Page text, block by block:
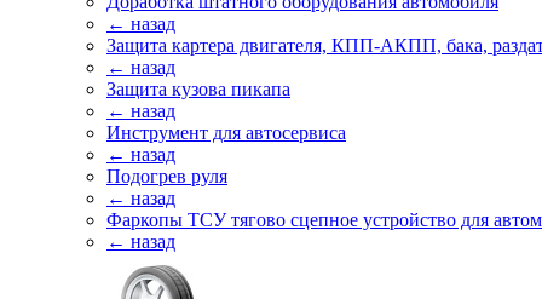
← назад
Защита картера двигателя, КПП-АКПП, бака,
← назад
Защита кузова пикапа
← назад
Инструмент для автосервиса
← назад
Подогрев руля
← назад
Фаркопы ТСУ тягово сцепное устройство для
← назад